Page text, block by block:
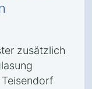
zusätzlich